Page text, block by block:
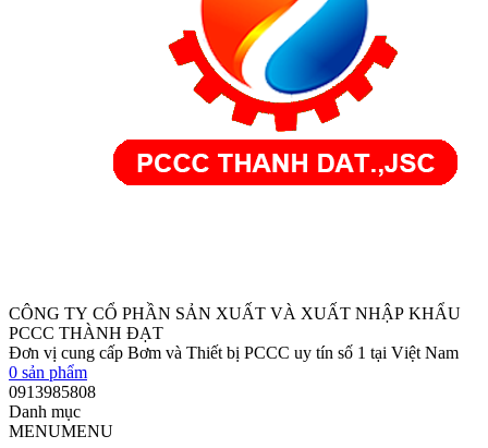
0 sản phẩm
0913985808
Danh mục
MENUMENU